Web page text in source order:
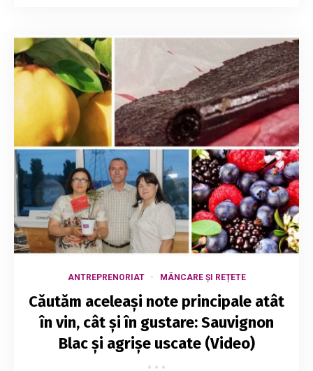
ANTREPRENORIAT MÂNCARE ȘI REȚETE
Căutăm aceleași note principale atât
în vin, cât și în gustare: Sauvignon
Blac și agrișe uscate (Video)